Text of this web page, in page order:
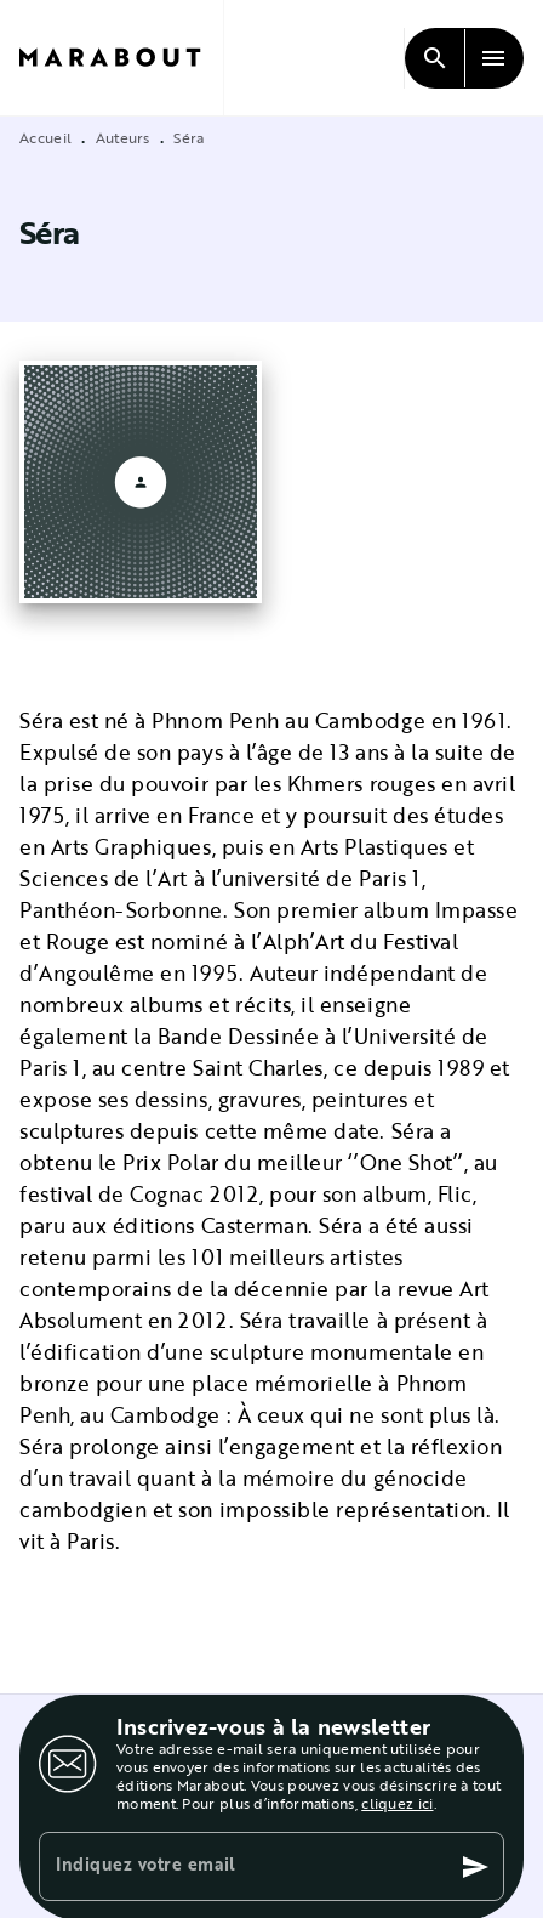
CONTENU
search menu
Accueil • Auteurs • Séra
Séra
Séra est né à Phnom Penh au Cambodge en 1961.
Expulsé de son pays à l’âge de 13 ans à la suite de
la prise du pouvoir par les Khmers rouges en avril
1975, il arrive en France et y poursuit des études
en Arts Graphiques, puis en Arts Plastiques et
Sciences de l’Art à l’université de Paris 1,
Panthéon-Sorbonne. Son premier album Impasse
et Rouge est nominé à l’Alph’Art du Festival
d’Angoulême en 1995. Auteur indépendant de
nombreux albums et récits, il enseigne
également la Bande Dessinée à l’Université de
Paris 1, au centre Saint Charles, ce depuis 1989 et
expose ses dessins, gravures, peintures et
sculptures depuis cette même date. Séra a
obtenu le Prix Polar du meilleur ‘’One Shot’’, au
festival de Cognac 2012, pour son album, Flic,
paru aux éditions Casterman. Séra a été aussi
retenu parmi les 101 meilleurs artistes
contemporains de la décennie par la revue Art
Absolument en 2012. Séra travaille à présent à
l’édification d’une sculpture monumentale en
bronze pour une place mémorielle à Phnom
Penh, au Cambodge : À ceux qui ne sont plus là.
Séra prolonge ainsi l’engagement et la réflexion
d’un travail quant à la mémoire du génocide
cambodgien et son impossible représentation. Il
vit à Paris.
Inscrivez-vous à la newsletter
Votre adresse e-mail sera uniquement utilisée pour
vous envoyer des informations sur les actualités des
éditions Marabout. Vous pouvez vous désinscrire à tout
moment. Pour plus d’informations,cliquez ici.
Indiquez votre email send